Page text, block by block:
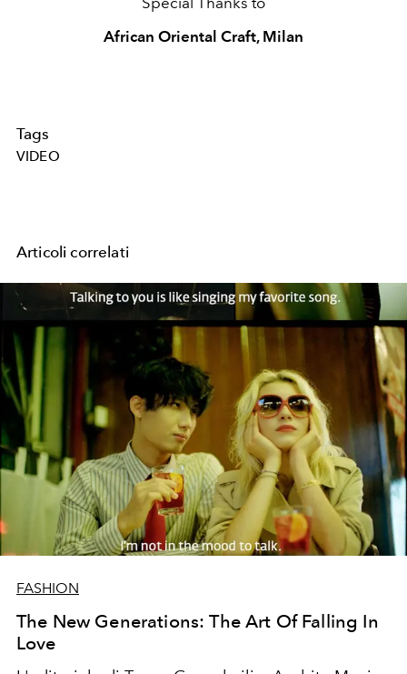
African Oriental Craft, Milan
Tags
VIDEO
Articoli correlati
FASHION
The New Generations: The Art Of Falling In
Love